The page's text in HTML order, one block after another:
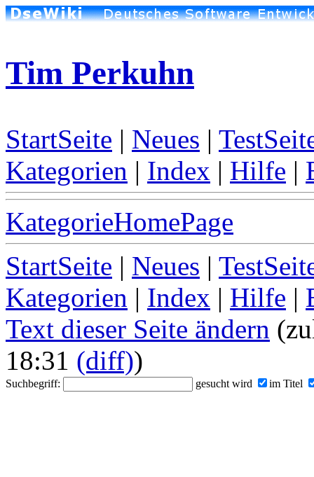
Tim Perkuhn
StartSeite | Neues |
Kategorien | Index | Hilfe |
KategorieHomePage
StartSeite | Neues |
Kategorien | Index | Hilfe |
Text dieser Seite ändern
18:31 (diff))
Suchbegriff: gesucht wird im Titel